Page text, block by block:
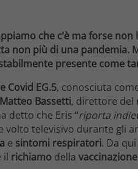
che c’è ma forse
non più di una pandemia.
presente come
Covid EG.5, conosciuta
Matteo Bassetti, direttore del
detto che Eris “riporta
volto televisivo durante gli
e sintomi respiratori. Da
il richiamo della vaccinazione